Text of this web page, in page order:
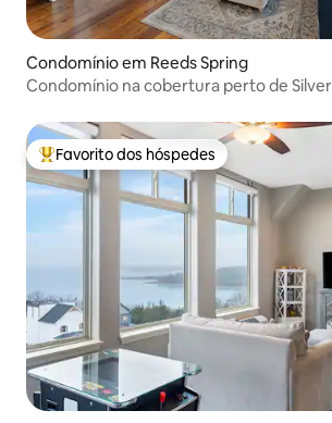
Condomínio em Reeds Spring
Condomínio na cobertura perto de
Favoritos dos hóspedes mais apreciados
Favorito dos hóspedes